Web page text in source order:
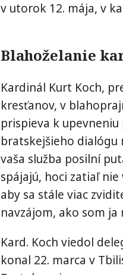
v utorok 12. mája, v
Blahoželanie
Kardinál Kurt Koch,
kresťanov, v
prispieva k
bratskejšieho dialógu
vaša služba posilní
spájajú, hoci zatiaľ nie
aby sa stále viac
navzájom, ako som ja
Kard. Koch viedol
konal 22. marca v